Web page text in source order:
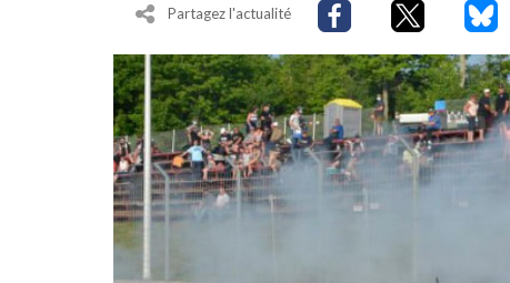
Partagez l'actualité